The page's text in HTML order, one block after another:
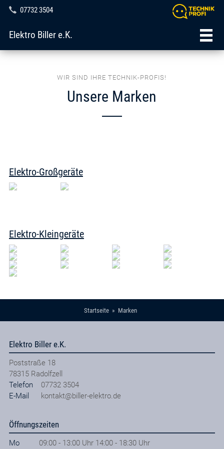
07732 3504
Elektro Biller e.K.
WIR SIND IHRE TECHNIK-PROFIS!
Unsere Marken
Elektro-Großgeräte
Elektro-Kleingeräte
Startseite Marken
Elektro Biller e.K.
Poststraße 18
78315 Radolfzell
Telefon
07732 3504
E-Mail
kontakt@biller-elektro.de
Öffnungszeiten
Mo 09:00 - 13:00 Uhr 14:00 - 18:30 Uhr